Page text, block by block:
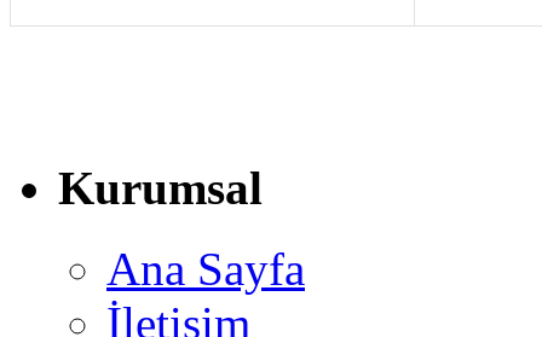
Kurumsal
Ana Sayfa
İletişim